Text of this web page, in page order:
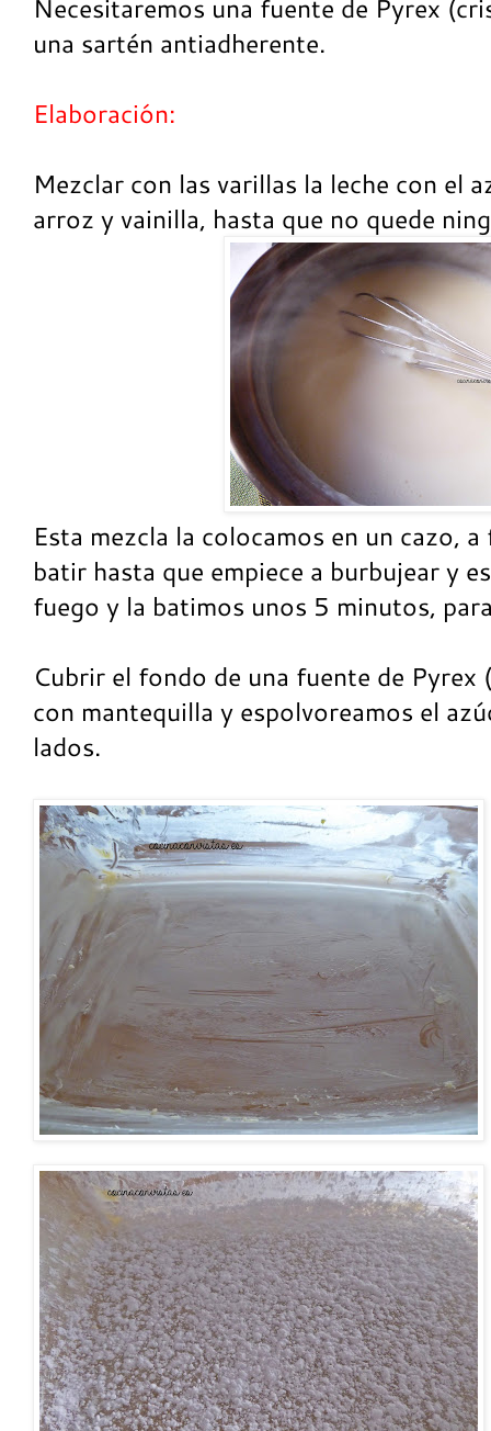
Necesitaremos una fuente de Pyrex
una sartén antiadherente.
Elaboración:
Mezclar con las varillas la leche con el
arroz y vainilla, hasta que no quede
Esta mezcla la colocamos en un cazo,
batir hasta que empiece a burbujear y
fuego y la batimos unos 5 minutos,
Cubrir el fondo de una fuente de
con mantequilla y espolvoreamos el
lados.